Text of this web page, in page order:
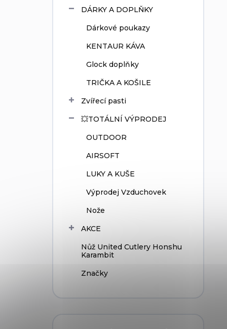
DÁRKY A DOPLŇKY
Dárkové poukazy
KENTAUR KÁVA
Glock doplňky
TRIČKA A KOŠILE
Zvířecí pasti
💥TOTÁLNÍ VÝPRODEJ
OUTDOOR
AIRSOFT
LUKY A KUŠE
Výprodej Vzduchovek
Nože
AKCE
Nůž United Cutlery Honshu
Karambit
Značky